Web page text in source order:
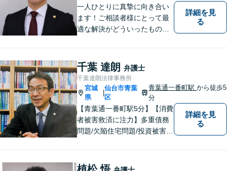
一人ひとりに真摯に向き合い
ます！ご相談者様にとって最
適な解決がどういったものな
す【ご相談者様と二人三脚で
解決に臨む 】【労働問題／交
通事故／離婚問題／相続問題
／など】
詳細を見
る
千葉 達朗 弁護士
千葉達朗法律事務所
宮城
県
仙台市青葉
区
青葉通一番町駅から徒歩5
分
【青葉通一番町駅5分】【消費
者被害救済に注力】多重債務
問題/欠陥住宅問題/投資被害問
相談ください。依頼者様のご
意向を最大限汲み取るべく、
詳細を見
る
植松 悟